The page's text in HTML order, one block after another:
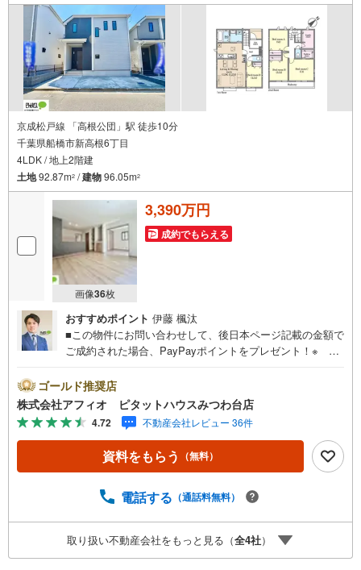
京成松戸線 「高根公団」駅 徒歩10分
千葉県船橋市新高根6丁目
4LDK / 地上2階建
土地92.87m2 /建物96.05m2
画像36枚
3,390万円
成約でもらえる
おすすめポイント 伊藤 楓汰
■この物件にお問い合わせして、後日本ページ記載の金額で
ご成約された場合、PayPayポイントをプレゼント！※ 条
中‥365日ご案内いつでも大歓迎!!京成松戸線「高根公団」
駅徒歩10分と通勤・通学に便利小・中学校徒歩10分圏内と
お子様の通学も安心公園も近く子育て世代にも優しい住環
境■リビング全体を見渡せるカウンターキッチン■家族みん
なで使える大容量ファミリークローゼット■タンスいらずで
スッキリ片付くウォークインクローゼット■2部屋から出入
笑顔のために。・* 千葉県の不動産のことなら株式会社ア
家探しの、心強いパートナーになれるよう全力でサポート
致します！ご見学やご相談には迅速にご対応致します！お
気軽にお問合せ下さいませ！
ゴールド推奨店
株式会社アフィオ ピタットハウスみつわ台店
4.72 不動産会社レビュー 36件
資料をもらう （無料）
電話する （通話料無料）
取り扱い不動産会社をもっと見る（全4社）